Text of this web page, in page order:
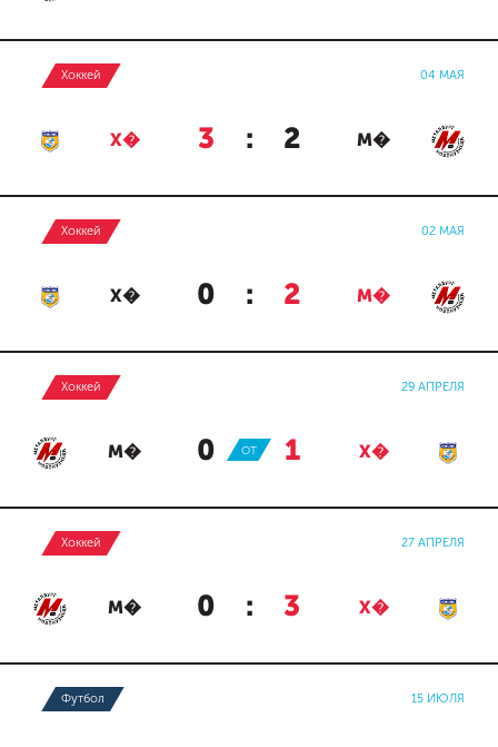
Хоккей 04 МАЯ
Х� 3 : 2 М�
Хоккей 02 МАЯ
Х� 0 : 2 М�
Хоккей 29 АПРЕЛЯ
М� 0 : 1 Х�
ОТ
Хоккей 27 АПРЕЛЯ
М� 0 : 3 Х�
Футбол 15 ИЮЛЯ